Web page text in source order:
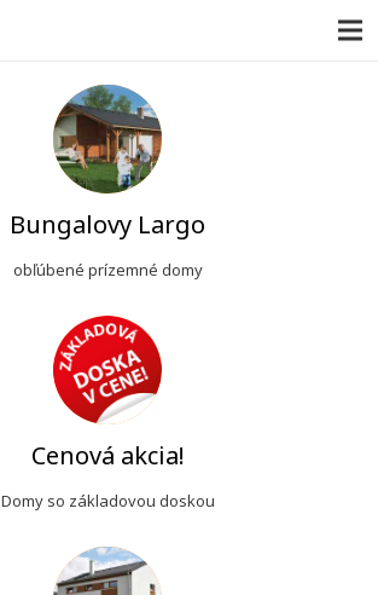
Bungalovy Largo
obľúbené prízemné domy
Cenová akcia!
Domy so základovou doskou